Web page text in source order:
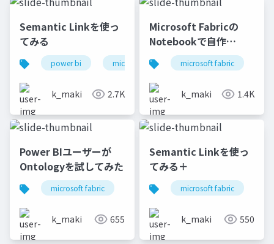
Semantic Linkを使っ
てみる
power bi microsoft fabric semantic link
k_maki 2.7K
Microsoft Fabricの
Notebookで自作
Pythonパッケージを
（C++も）
microsoft fabric
k_maki 1.4K
Power BIユーザーが
Ontologyを試してみた
microsoft fabric power bi copilot studio
k_maki 655
Semantic Linkを使っ
てみる＋
microsoft fabric
k_maki 550